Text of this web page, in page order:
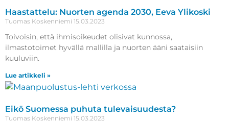
Haastattelu: Nuorten agenda 2030, Eeva Ylikoski
Tuomas Koskenniemi 15.03.2023
Toivoisin, että ihmisoikeudet olisivat kunnossa,
ilmastotoimet hyvällä mallilla ja nuorten ääni saataisiin
kuuluviin.
Lue artikkeli »
Eikö Suomessa puhuta tulevaisuudesta?
Tuomas Koskenniemi 15.03.2023